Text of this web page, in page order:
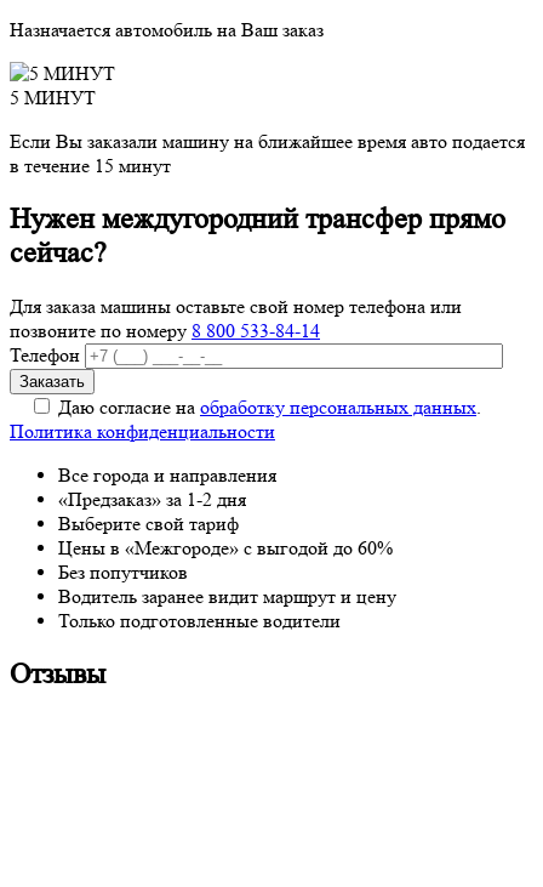
Назначается автомобиль на Ваш заказ
5 МИНУТ
Если Вы заказали машину на ближайшее время авто подается
в течение 15 минут
Нужен междугородний трансфер прямо
сейчас?
Для заказа машины оставьте свой номер телефона или
позвоните по номеру 8 800 533-84-14
Телефон
Даю согласие на обработку персональных данных.
Политика конфиденциальности
Все города и направления
«Предзаказ» за 1-2 дня
Выберите свой тариф
Цены в «Межгороде» с выгодой до 60%
Без попутчиков
Водитель заранее видит маршрут и цену
Только подготовленные водители
Отзывы